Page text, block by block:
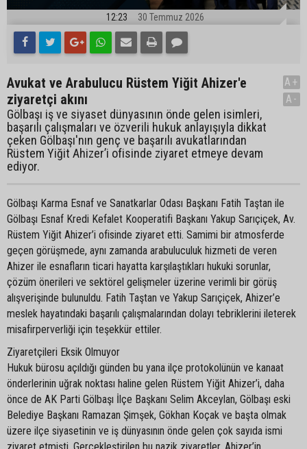
12:23 30 Temmuz 2026
Avukat ve Arabulucu Rüstem Yiğit Ahizer'e
ziyaretçi akını
Gölbaşı iş ve siyaset dünyasının önde gelen isimleri,
başarılı çalışmaları ve özverili hukuk anlayışıyla dikkat
çeken Gölbaşı'nın genç ve başarılı avukatlarından
Rüstem Yiğit Ahizer’i ofisinde ziyaret etmeye devam
ediyor.
A+
A-
Gölbaşı Karma Esnaf ve Sanatkarlar Odası Başkanı Fatih Taştan ile
Gölbaşı Esnaf Kredi Kefalet Kooperatifi Başkanı Yakup Sarıçiçek, Av.
Rüstem Yiğit Ahizer’i ofisinde ziyaret etti. Samimi bir atmosferde
geçen görüşmede, aynı zamanda arabuluculuk hizmeti de veren
Ahizer ile esnafların ticari hayatta karşılaştıkları hukuki sorunlar,
çözüm önerileri ve sektörel gelişmeler üzerine verimli bir görüş
alışverişinde bulunuldu. Fatih Taştan ve Yakup Sarıçiçek, Ahizer’e
meslek hayatındaki başarılı çalışmalarından dolayı tebriklerini ileterek
misafirperverliği için teşekkür ettiler.
Ziyaretçileri Eksik Olmuyor
Hukuk bürosu açıldığı günden bu yana ilçe protokolünün ve kanaat
önderlerinin uğrak noktası haline gelen Rüstem Yiğit Ahizer’i, daha
önce de AK Parti Gölbaşı İlçe Başkanı Selim Akceylan, Gölbaşı eski
Belediye Başkanı Ramazan Şimşek, Gökhan Koçak ve başta olmak
üzere ilçe siyasetinin ve iş dünyasının önde gelen çok sayıda ismi
ziyaret etmişti. Gerçekleştirilen bu nazik ziyaretler, Ahizer’in